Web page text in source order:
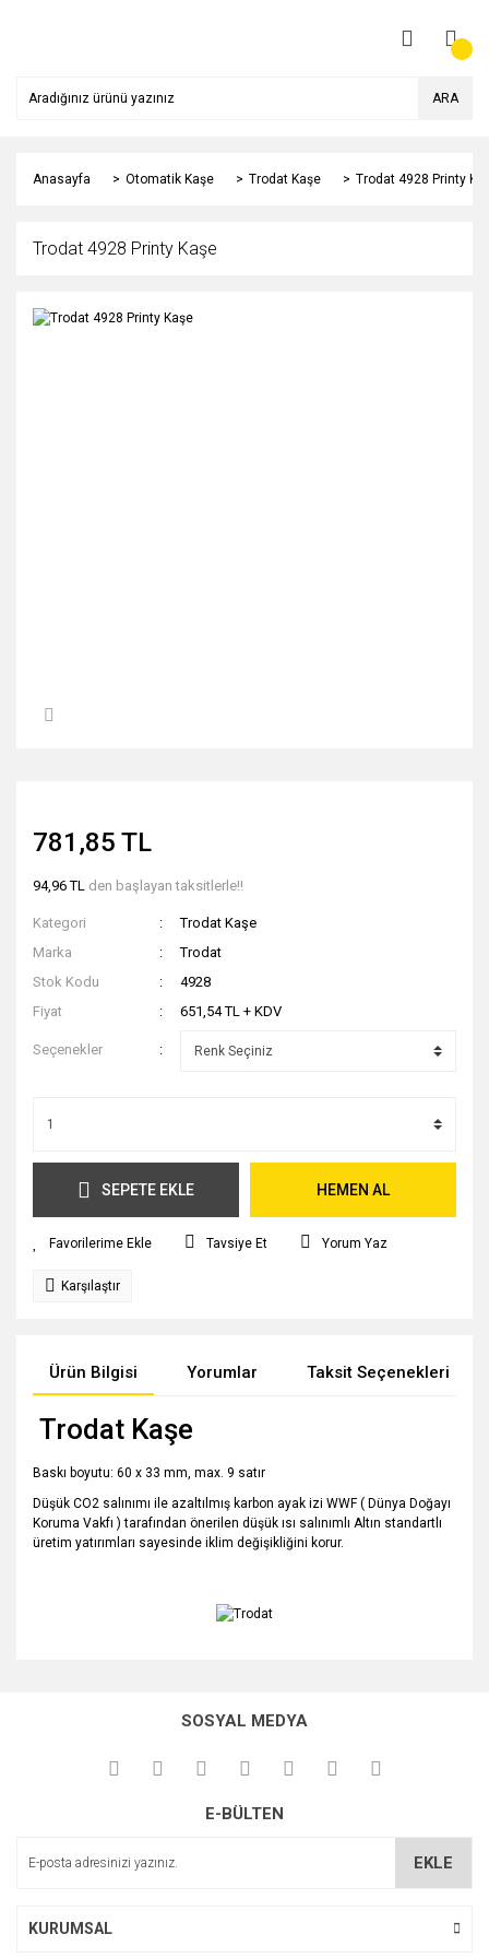
ARA
Anasayfa Otomatik Kaşe Trodat Kaşe Trodat 4928 Printy
Trodat 4928 Printy Kaşe
781,85 TL
94,96 TL den başlayan taksitlerle!!
Kategori
Trodat Kaşe
Marka
Trodat
Stok Kodu
4928
Fiyat
651,54 TL + KDV
Seçenekler
SEPETE EKLE HEMEN AL
Tavsiye Et Yorum Yaz
Karşılaştır
Ürün Bilgisi Yorumlar Taksit Seçenekleri
Trodat Kaşe
Baskı boyutu: 60 x 33 mm, max. 9 satır
Düşük CO2 salınımı ile azaltılmış karbon ayak izi WWF ( Dünya Doğayı
Koruma Vakfı ) tarafından önerilen düşük ısı salınımlı Altın standartlı
üretim yatırımları sayesinde iklim değişikliğini korur.
Yorum Yaz
Görüş ve önerileriniz için teşekkür ederiz.
Ürün açıklamasında eksik bilgiler bulunuyor.
SOSYAL MEDYA
E-BÜLTEN
EKLE
KURUMSAL